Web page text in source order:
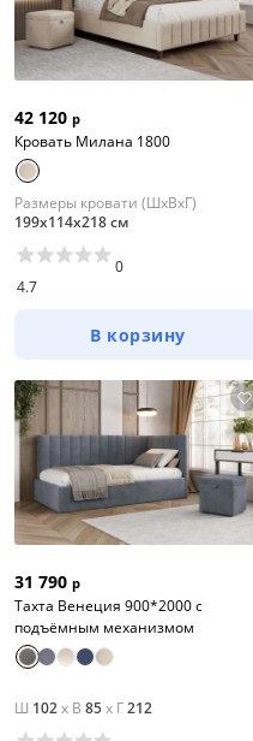
42 120 р
Кровать Милана 1800
Размеры кровати (ШхВхГ)
199х114х218 см
4.7
0
В корзину
31 790 р
Тахта Венеция 900*2000 с
подъёмным механизмом
Ш 102x В 85x Г212